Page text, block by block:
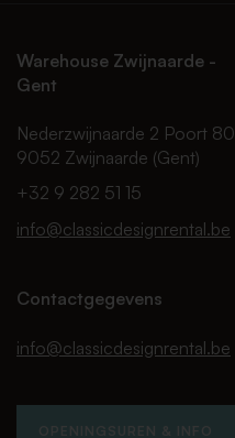
Warehouse Zwijnaarde -
Gent
Nederzwijnaarde 2 Poort 80
9052 Zwijnaarde (Gent)
+32 9 282 51 15
info@classicdesignrental.be
Contactgegevens
info@classicdesignrental.be
OPENINGSUREN & INFO